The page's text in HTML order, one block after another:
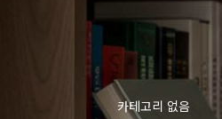
카테고리 없음